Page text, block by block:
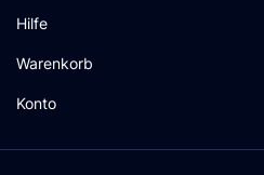
Hilfe
Warenkorb
Konto